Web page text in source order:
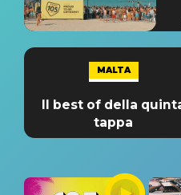
MALTA
Il best of della
tappa